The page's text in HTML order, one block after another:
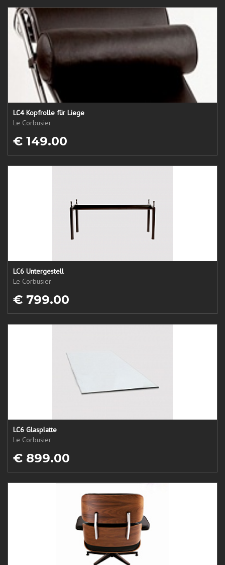
LC4 Kopfrolle für Liege
Le Corbusier
€ 149.00
LC6 Untergestell
Le Corbusier
€ 799.00
LC6 Glasplatte
Le Corbusier
€ 899.00